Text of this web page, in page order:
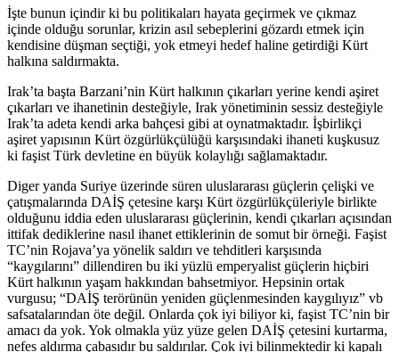
İşte bunun içindir ki bu politikaları hayata geçirmek ve çıkmaz
içinde olduğu sorunlar, krizin asıl sebeplerini gözardı etmek için
kendisine düşman seçtiği, yok etmeyi hedef haline getirdiği Kürt
halkına saldırmakta.
Irak’ta başta Barzani’nin Kürt halkının çıkarları yerine kendi aşiret
çıkarları ve ihanetinin desteğiyle, Irak yönetiminin sessiz desteğiyle
Irak’ta adeta kendi arka bahçesi gibi at oynatmaktadır. İşbirlikçi
aşiret yapısının Kürt özgürlükçülüğü karşısındaki ihaneti kuşkusuz
ki faşist Türk devletine en büyük kolaylığı sağlamaktadır.
Diger yanda Suriye üzerinde süren uluslararası güçlerin çelişki ve
çatışmalarında DAİŞ çetesine karşı Kürt özgürlükçüleriyle birlikte
olduğunu iddia eden uluslararası güçlerinin, kendi çıkarları açısından
ittifak dediklerine nasıl ihanet ettiklerinin de somut bir örneği. Faşist
TC’nin Rojava’ya yönelik saldırı ve tehditleri karşısında
“kaygılarını” dillendiren bu iki yüzlü emperyalist güçlerin hiçbiri
Kürt halkının yaşam hakkından bahsetmiyor. Hepsinin ortak
vurgusu; “DAİŞ terörünün yeniden güçlenmesinden kaygılıyız” vb
safsatalarından öte değil. Onlarda çok iyi biliyor ki, faşist TC’nin bir
amacı da yok. Yok olmakla yüz yüze gelen DAİŞ çetesini kurtarma,
nefes aldırma çabasıdır bu saldırılar. Çok iyi bilinmektedir ki kapalı